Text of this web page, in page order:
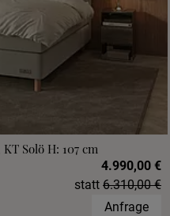
Solö H: 107 cm
4.990,00 €
statt 6.310,00 €
Anfrage